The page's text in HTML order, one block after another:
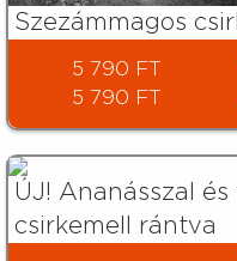
Szezámmagos
5 790 FT
5 790 FT
ÚJ! Ananásszal
csirkemell rántva